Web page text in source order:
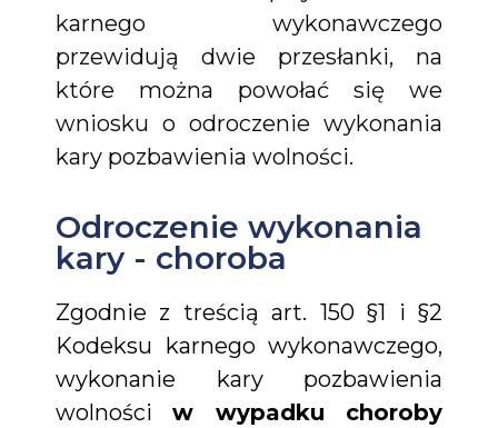
karnego wykonawczego
przewidują dwie przesłanki, na
które można powołać się we
wniosku o odroczenie wykonania
kary pozbawienia wolności.
Odroczenie wykonania
kary - choroba
Zgodnie z treścią art. 150 §1 i §2
Kodeksu karnego wykonawczego,
wykonanie kary pozbawienia
wolnościw wypadku choroby